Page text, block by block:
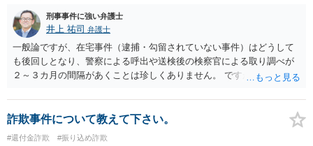
刑事事件に強い弁護士
井上 祐司 弁護士
一般論ですが、在宅事件（逮捕・勾留されていない事件）はどうして
も後回しとなり、警察による呼出や送検後の検察官による取り調べが
２～３カ月の間隔があくことは珍しくありません。 ですが、1年とな
るか、既に立件を諦めた可能性のいずれもが考えられますので、警察
に問い合わせをしてみた方がよいかも知れません。
詐欺事件について教えて下さい。
#還付金詐欺 #振り込め詐欺